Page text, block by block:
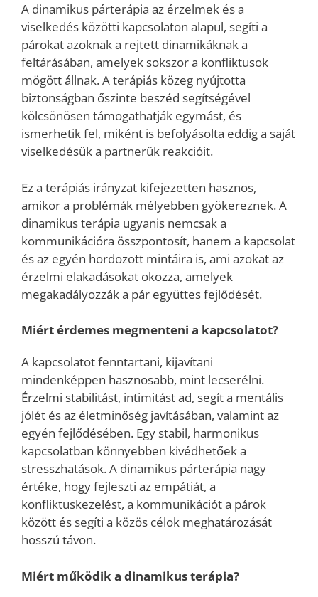
A dinamikus párterápia az érzelmek és a
viselkedés közötti kapcsolaton alapul, segíti a
párokat azoknak a rejtett dinamikáknak a
feltárásában, amelyek sokszor a konfliktusok
mögött állnak. A terápiás közeg nyújtotta
biztonságban őszinte beszéd segítségével
kölcsönösen támogathatják egymást, és
ismerhetik fel, miként is befolyásolta eddig a saját
viselkedésük a partnerük reakcióit.
Ez a terápiás irányzat kifejezetten hasznos,
amikor a problémák mélyebben gyökereznek. A
dinamikus terápia ugyanis nemcsak a
kommunikációra összpontosít, hanem a kapcsolat
és az egyén hordozott mintáira is, ami azokat az
érzelmi elakadásokat okozza, amelyek
megakadályozzák a pár együttes fejlődését.
Miért érdemes megmenteni a kapcsolatot?
A kapcsolatot fenntartani, kijavítani
mindenképpen hasznosabb, mint lecserélni.
Érzelmi stabilitást, intimitást ad, segít a mentális
jólét és az életminőség javításában, valamint az
egyén fejlődésében. Egy stabil, harmonikus
kapcsolatban könnyebben kivédhetőek a
stresszhatások. A dinamikus párterápia nagy
értéke, hogy fejleszti az empátiát, a
konfliktuskezelést, a kommunikációt a párok
között és segíti a közös célok meghatározását
hosszú távon.
Miért működik a dinamikus terápia?